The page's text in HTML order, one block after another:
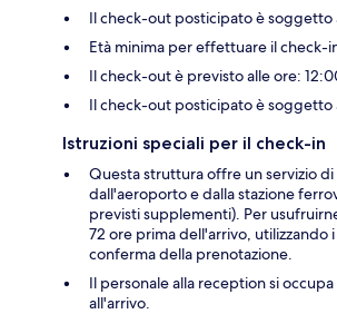
Il check-out posticipato è soggetto
Età minima per effettuare il check-
Il check-out è previsto alle ore:
Il check-out posticipato è soggetto
Istruzioni speciali per il check-in
Questa struttura offre un servizio
dall'aeroporto e dalla stazione
previsti supplementi). Per
72 ore prima dell'arrivo, utilizzando
conferma della prenotazione.
Il personale alla reception si
all'arrivo.